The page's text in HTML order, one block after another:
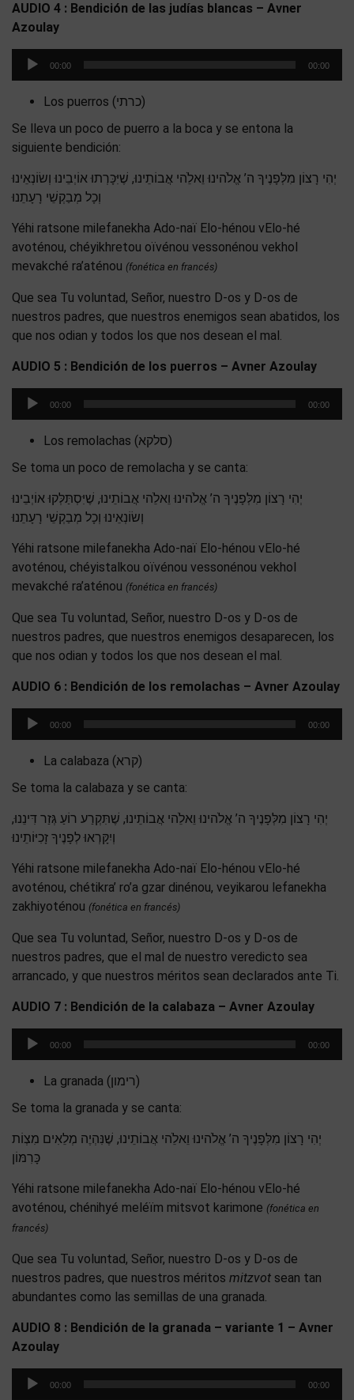
AUDIO 4 : Bendición de las judías blancas – Avner
Azoulay
Reproductor
00:00 00:00
Los puerros (כרתי)
Se lleva un poco de puerro a la boca y se entona la
siguiente bendición:
יְהִי רָצוֹן מִלְּפָנֶיךָ ה’ אֱלֹהינוּ וֵאלֵֹהי אֲבוֹתֵינוּ, שֶׁיִּכָּרְתוּ אוֹיְבֵינוּ וְשׂוֹנְאֵינוּ
וְכָל מְבַקְשֵׁי רָעָתֵנוּ
Yéhi ratsone milefanekha Ado-naï Elo-hénou vElo-hé
avoténou, chéyikhretou oïvénou vessonénou vekhol
mevakché ra’aténou (fonética en francés)
Que sea Tu voluntad, Señor, nuestro D-os y D-os de
nuestros padres, que nuestros enemigos sean abatidos, los
que nos odian y todos los que nos desean el mal.
AUDIO 5 : Bendición de los puerros – Avner Azoulay
Reproductor
00:00 00:00
Los remolachas (סלקא)
Se toma un poco de remolacha y se canta:
יְהִי רָצוֹן מִלְּפָנֶיךָ ה’ אֱלֹהינוּ וֵאלֵֹהי אֲבוֹתֵינוּ, שֶׁיִּסְתַּלְּקוּ אוֹיְבֵינוּ
וְשׂוֹנְאֵינוּ וְכָל מְבַקְשֵׁי רָעָתֵנוּ
Yéhi ratsone milefanekha Ado-naï Elo-hénou vElo-hé
avoténou, chéyistalkou oïvénou vessonénou vekhol
mevakché ra’aténou (fonética en francés)
Que sea Tu voluntad, Señor, nuestro D-os y D-os de
nuestros padres, que nuestros enemigos desaparecen, los
que nos odian y todos los que nos desean el mal.
AUDIO 6 : Bendición de los remolachas – Avner Azoulay
Reproductor
00:00 00:00
La calabaza (קרא)
Se toma la calabaza y se canta:
יְהִי רָצוֹן מִלְּפָנֶיךָ ה’ אֱלֹהינוּ וֵאלֵֹהי אֲבוֹתֵינוּ, שֶׁתִּקְרַע רוֹעַ גְּזַר דִּינֵנוּ,
וְיִקָּרְאוּ לְפָנֶיךָ זָכִיּוֹתֵינוּ
Yéhi ratsone milefanekha Ado-naï Elo-hénou vElo-hé
avoténou, chétikra’ ro’a gzar dinénou, veyikarou lefanekha
zakhiyoténou (fonética en francés)
Que sea Tu voluntad, Señor, nuestro D-os y D-os de
nuestros padres, que el mal de nuestro veredicto sea
arrancado, y que nuestros méritos sean declarados ante Ti.
AUDIO 7 : Bendición de la calabaza – Avner Azoulay
Reproductor
00:00 00:00
La granada (רימון)
Se toma la granada y se canta:
יְהִי רָצוֹן מִלְּפָנֶיךָ ה’ אֱלֹהינוּ וֵאלֵֹהי אֲבוֹתֵינוּ, שֶׁנִּהְיֶה מְלֵאִים מִצְוֹת
כָּרִמּוֹן
Yéhi ratsone milefanekha Ado-naï Elo-hénou vElo-hé
avoténou, chénihyé meléïm mitsvot karimone (fonética en
francés)
Que sea Tu voluntad, Señor, nuestro D-os y D-os de
nuestros padres, que nuestros méritos mitzvot sean tan
abundantes como las semillas de una granada.
AUDIO 8 : Bendición de la granada – variante 1 – Avner
Azoulay
Reproductor
00:00 00:00